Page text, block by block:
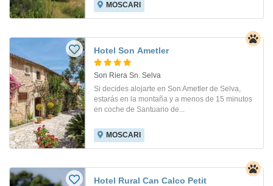
MOSCARI
Hotel Son Ametler
Son Riera Sn. Selva
Si decides alojarte en Son Ametler de Selva,
estarás en la montaña y a menos de 15 minutos
en coche de Santuario de...
MOSCARI
Hotel Rural Can Calco Petit